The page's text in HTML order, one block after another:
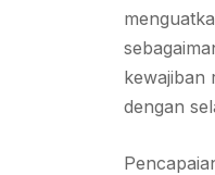
kewajiban
dengan